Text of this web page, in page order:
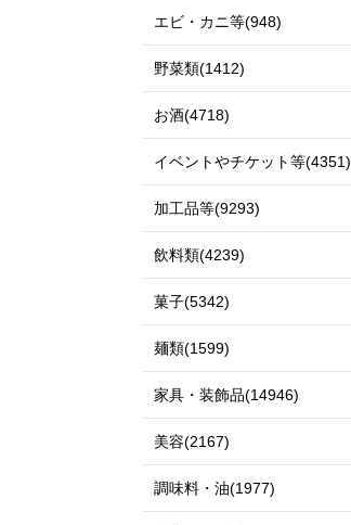
エビ・カニ等(948)
野菜類(1412)
お酒(4718)
イベントやチケット等(4351)
加工品等(9293)
飲料類(4239)
菓子(5342)
麺類(1599)
家具・装飾品(14946)
美容(2167)
調味料・油(1977)